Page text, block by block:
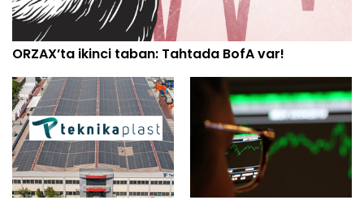
ORZAX’ta ikinci taban: Tahtada BofA var!